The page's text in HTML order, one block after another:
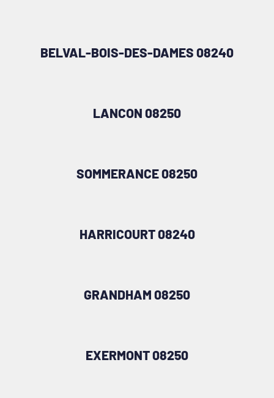
BELVAL-BOIS-DES-DAMES 08240
LANCON 08250
SOMMERANCE 08250
HARRICOURT 08240
GRANDHAM 08250
EXERMONT 08250